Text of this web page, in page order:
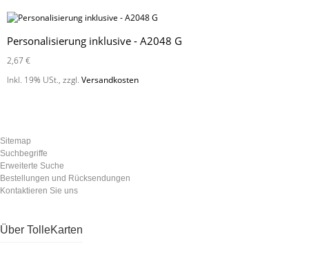
Personalisierung inklusive - A2048 G
2,67 €
Inkl. 19% USt., zzgl. Versandkosten
Sitemap
Suchbegriffe
Erweiterte Suche
Bestellungen und Rücksendungen
Kontaktieren Sie uns
Über TolleKarten